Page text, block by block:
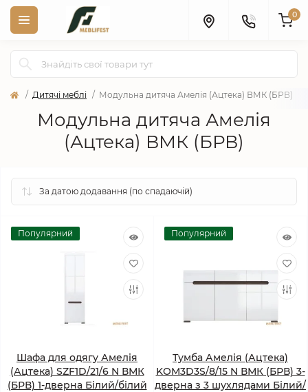
0
Дитячі меблі Модульна дитяча Амелія (Ацтека) ВМК (БРВ)
Модульна дитяча Амелія
(Ацтека) ВМК (БРВ)
Популярний
Шафа для одягу Амелія
(Ацтека) SZF1D/21/6 N ВМК
(БРВ) 1-дверна Білий/білий
Популярний
Тумба Амелія (Ацтека)
KOM3D3S/8/15 N ВМК (БРВ) 3-
дверна з 3 шухлядами Білий/